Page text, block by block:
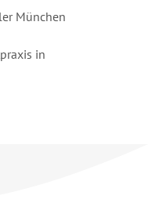
München
in